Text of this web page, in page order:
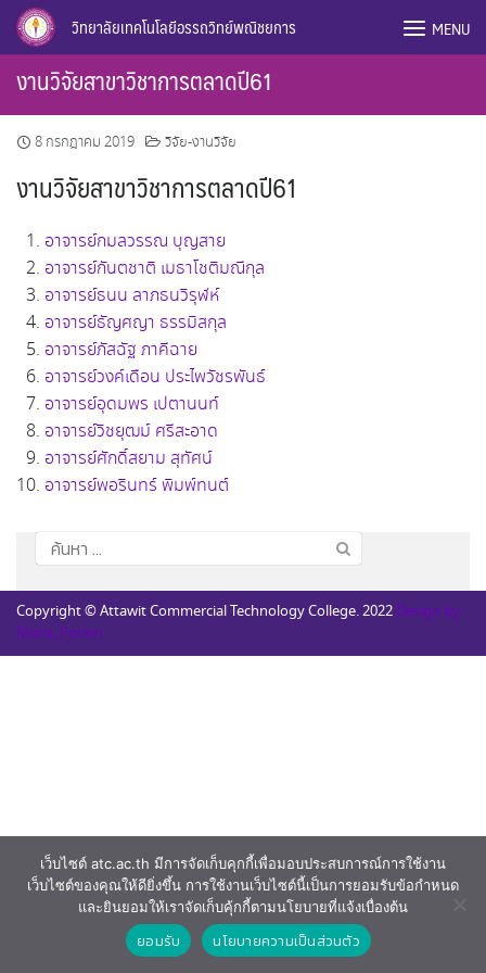
Skip
content
วิทยาลัยเทคโนโลยีอรรถวิทย์พณิชยการ MENU
งานวิจัยสาขาวิชาการตลาดปี61
8 กรกฎาคม 2019 วิจัย-งานวิจัย
งานวิจัยสาขาวิชาการตลาดปี61
อาจารย์กมลวรรณ บุญสาย
อาจารย์กันตชาติ เมธาโชติมณีกุล
อาจารย์ธนน ลาภธนวิรุฬห์
อาจารย์ธัญศญา ธรรมิสกุล
อาจารย์ภัสฉัฐ ภาคีฉาย
อาจารย์วงค์เดือน ประไพวัชรพันธ์
อาจารย์อุดมพร เปตานนท์
อาจารย์วิชยุฒม์ ศรีสะอาด
อาจารย์ศักดิ์สยาม สุทัศน์
อาจารย์พอรินทร์ พิมพ์ทนต์
ค้นหา
สำหรับ:
Copyright © Attawit Commercial Technology College. 2022 Design by
Mana_Potion
เว็บไซต์ atc.ac.th มีการจัดเก็บคุกกี้เพื่อมอบประสบการณ์การใช้งาน
เว็บไซต์ของคุณให้ดียิ่งขึ้น การใช้งานเว็บไซต์นี้เป็นการยอมรับข้อกำหนด
และยินยอมให้เราจัดเก็บคุ้กกี้ตามนโยบายที่แจ้งเบื่องต้น
ยอมรับ นโยบายความเป็นส่วนตัว